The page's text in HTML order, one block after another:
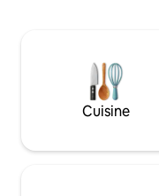
Que ce soit pour le ski,
ou le golf, notre
pour votre aventure ! Grand
stationnement pour
une escapade
Cuisine